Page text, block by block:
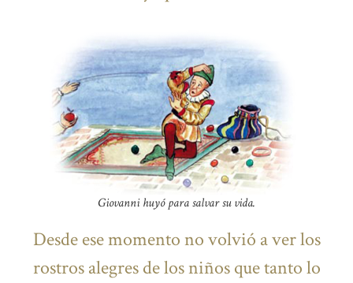
Giovanni huyó para salvar su vida.
Desde ese momento no volvió a ver los
rostros alegres de los niños que tanto lo